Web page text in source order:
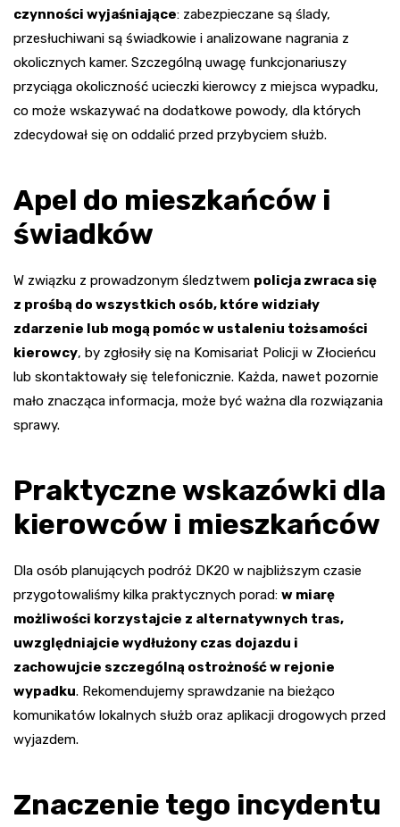
czynności wyjaśniające: zabezpieczane są ślady,
przesłuchiwani są świadkowie i analizowane nagrania z
okolicznych kamer. Szczególną uwagę funkcjonariuszy
przyciąga okoliczność ucieczki kierowcy z miejsca wypadku,
co może wskazywać na dodatkowe powody, dla których
zdecydował się on oddalić przed przybyciem służb.
Apel do mieszkańców i
świadków
W związku z prowadzonym śledztwem policja zwraca się
z prośbą do wszystkich osób, które widziały
zdarzenie lub mogą pomóc w ustaleniu tożsamości
kierowcy, by zgłosiły się na Komisariat Policji w Złocieńcu
lub skontaktowały się telefonicznie. Każda, nawet pozornie
mało znacząca informacja, może być ważna dla rozwiązania
sprawy.
Praktyczne wskazówki dla
kierowców i mieszkańców
Dla osób planujących podróż DK20 w najbliższym czasie
przygotowaliśmy kilka praktycznych porad: w miarę
możliwości korzystajcie z alternatywnych tras,
uwzględniajcie wydłużony czas dojazdu i
zachowujcie szczególną ostrożność w rejonie
wypadku. Rekomendujemy sprawdzanie na bieżąco
komunikatów lokalnych służb oraz aplikacji drogowych przed
wyjazdem.
Znaczenie tego incydentu